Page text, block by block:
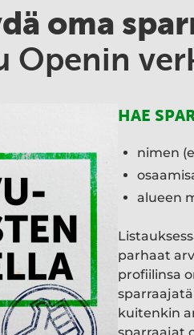
oma
Openin
HAE
nimen
alueen
parhaat
profiilinsa
kuitenkin